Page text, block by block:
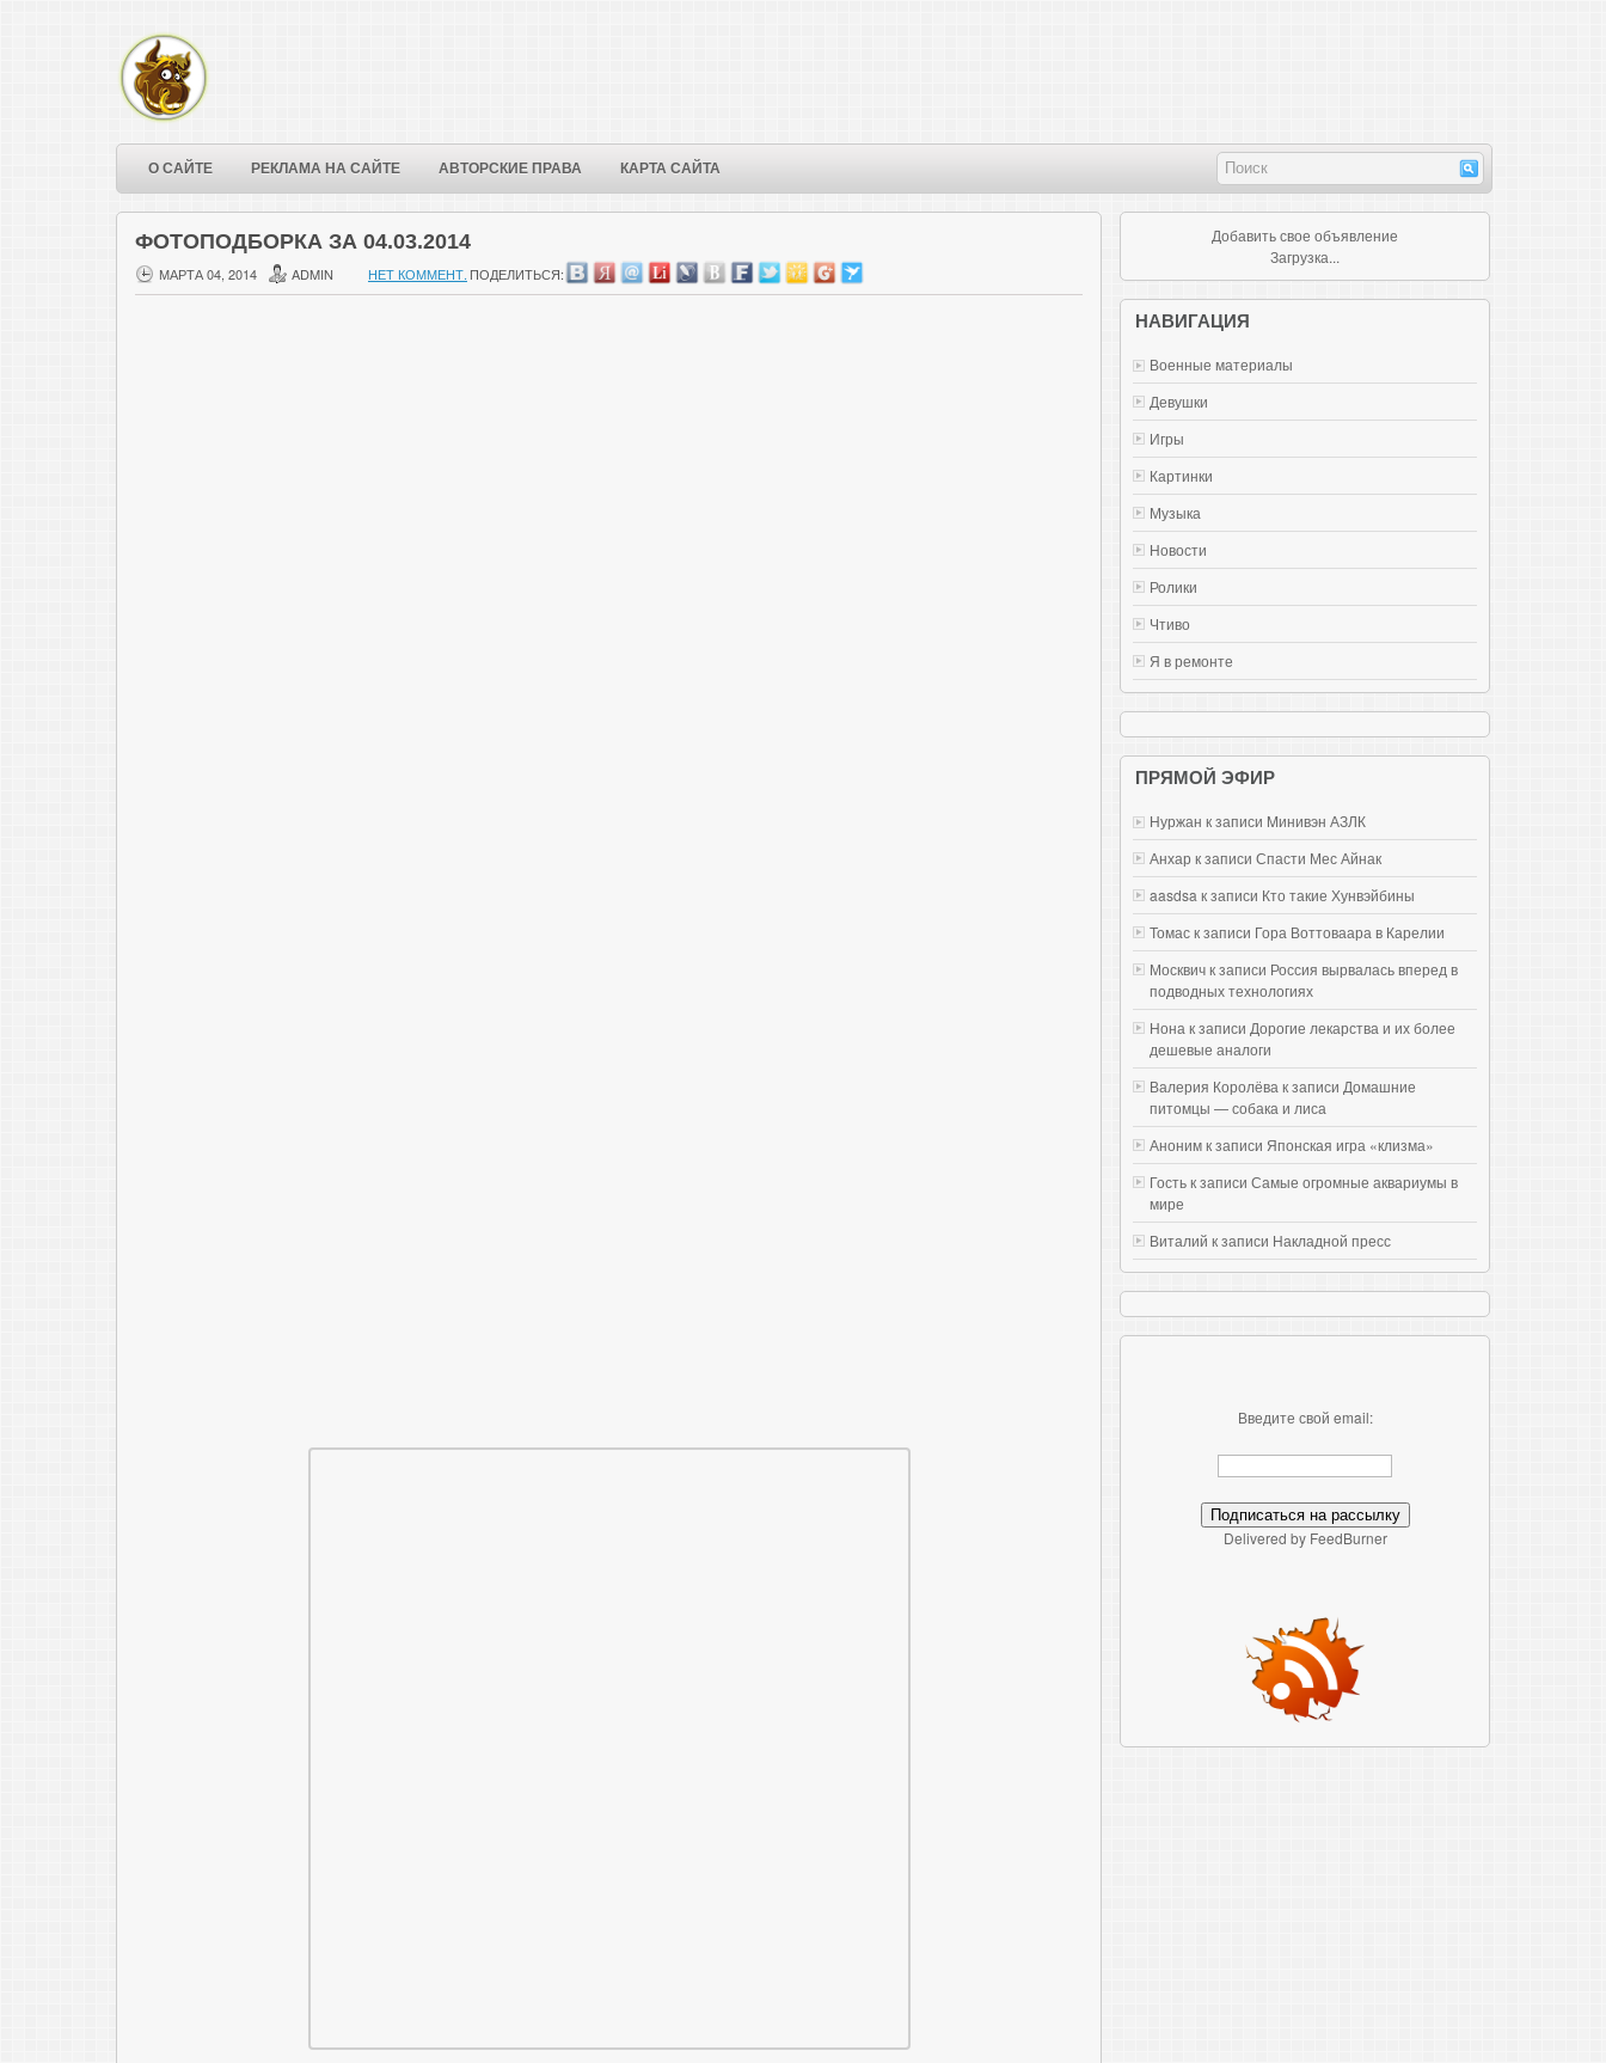
О САЙТЕ РЕКЛАМА НА САЙТЕ АВТОРСКИЕ ПРАВА КАРТА САЙТА
ФОТОПОДБОРКА ЗА 04.03.2014
МАРТА 04, 2014 ADMIN НЕТ КОММЕНТ. ПОДЕЛИТЬСЯ:
Добавить свое объявление
Загрузка...
НАВИГАЦИЯ
Военные материалы
Девушки
Игры
Картинки
Музыка
Новости
Ролики
Чтиво
Я в ремонте
ПРЯМОЙ ЭФИР
Нуржан к записи Mинивэн АЗЛК
Анхар к записи Спасти Мес Айнак
aasdsa к записи Кто такие Хунвэйбины
Томас к записи Гора Воттоваара в Карелии
Москвич к записи Россия вырвалась вперед в
подводных технологиях
Нона к записи Дорогие лекарства и их более
дешевые аналоги
Валерия Королёва к записи Домашние
питомцы — собака и лиса
Аноним к записи Японская игра «клизма»
Гость к записи Самые огромные аквариумы в
мире
Виталий к записи Накладной пресс
Введите свой email:
Delivered by FeedBurner